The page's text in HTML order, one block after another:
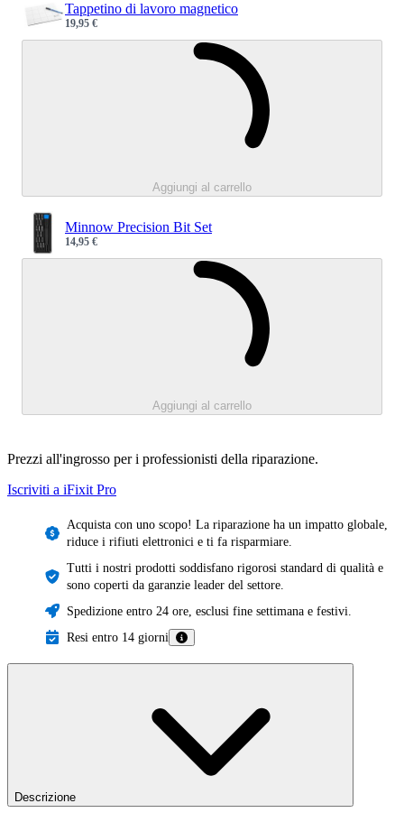
Tappetino di lavoro magnetico
Sale price
19,95 €
Aggiungi al carrello
Minnow Precision Bit Set
Sale price
14,95 €
Aggiungi al carrello
Prezzi all'ingrosso per i professionisti della riparazione.
Iscriviti a iFixit Pro
Acquista con uno scopo! La riparazione ha un impatto globale,
riduce i rifiuti elettronici e ti fa risparmiare.
Tutti i nostri prodotti soddisfano rigorosi standard di qualità e
sono coperti da garanzie leader del settore.
Spedizione entro 24 ore, esclusi fine settimana e festivi.
Resi entro 14 giorni
Descrizione